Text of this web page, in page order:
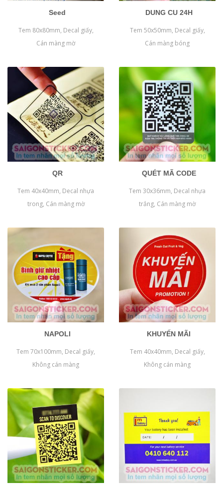
Seed
Tem 80x80mm, Decal giấy,
Cán màng mờ
DUNG CU 24H
Tem 50x50mm, Decal giấy,
Cán màng bóng
QR
Tem 40x40mm, Decal nhựa
trong, Cán màng mờ
QUÉT MÃ CODE
Tem 30x36mm, Decal nhựa
trắng, Cán màng mờ
NAPOLI
Tem 70x100mm, Decal giấy,
Không cán màng
KHUYẾN MÃI
Tem 40x40mm, Decal giấy,
Không cán màng